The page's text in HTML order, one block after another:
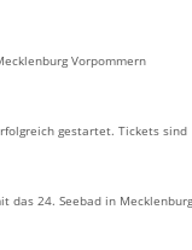
Vorpommern
gestartet. Tickets sind
das 24. Seebad in